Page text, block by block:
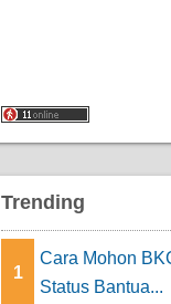
Trending
1
Cara Mohon
Status Bantua...